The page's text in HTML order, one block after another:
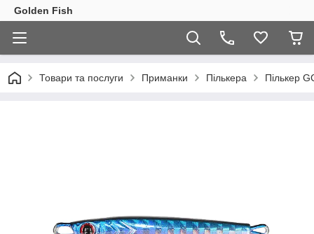
Golden Fish
Товари та послуги Приманки Пількера Пількер